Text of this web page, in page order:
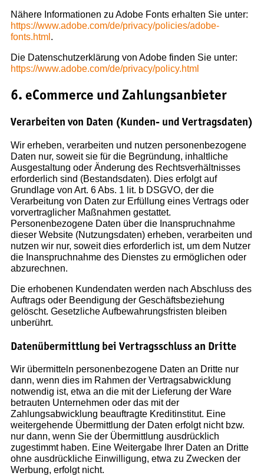
Nähere Informationen zu Adobe Fonts erhalten Sie unter:
https://www.adobe.com/de/privacy/policies/adobe-
fonts.html .
Die Datenschutzerklärung von Adobe finden Sie unter:
https://www.adobe.com/de/privacy/policy.html
6. eCommerce und Zahlungsanbieter
Verarbeiten von Daten (Kunden- und Vertragsdaten)
Wir erheben, verarbeiten und nutzen personenbezogene
Daten nur, soweit sie für die Begründung, inhaltliche
Ausgestaltung oder Änderung des Rechtsverhältnisses
erforderlich sind (Bestandsdaten). Dies erfolgt auf
Grundlage von Art. 6 Abs. 1 lit. b DSGVO, der die
Verarbeitung von Daten zur Erfüllung eines Vertrags oder
vorvertraglicher Maßnahmen gestattet.
Personenbezogene Daten über die Inanspruchnahme
dieser Website (Nutzungsdaten) erheben, verarbeiten und
nutzen wir nur, soweit dies erforderlich ist, um dem Nutzer
die Inanspruchnahme des Dienstes zu ermöglichen oder
abzurechnen.
Die erhobenen Kundendaten werden nach Abschluss des
Auftrags oder Beendigung der Geschäftsbeziehung
gelöscht. Gesetzliche Aufbewahrungsfristen bleiben
unberührt.
Datenübermittlung bei Vertragsschluss an Dritte
Wir übermitteln personenbezogene Daten an Dritte nur
dann, wenn dies im Rahmen der Vertragsabwicklung
notwendig ist, etwa an die mit der Lieferung der Ware
betrauten Unternehmen oder das mit der
Zahlungsabwicklung beauftragte Kreditinstitut. Eine
weitergehende Übermittlung der Daten erfolgt nicht bzw.
nur dann, wenn Sie der Übermittlung ausdrücklich
zugestimmt haben. Eine Weitergabe Ihrer Daten an Dritte
ohne ausdrückliche Einwilligung, etwa zu Zwecken der
Werbung, erfolgt nicht.